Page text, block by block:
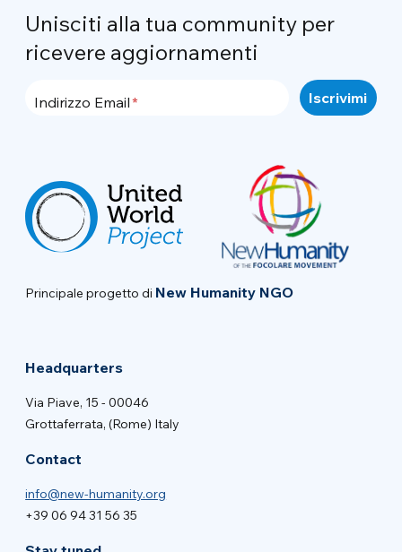
Unisciti alla tua community per
ricevere aggiornamenti
Indirizzo Email
Principale progetto di New Humanity NGO
Headquarters
Via Piave, 15 - 00046
Grottaferrata, (Rome) Italy
Contact
info@new-humanity.org
+39 06 94 31 56 35